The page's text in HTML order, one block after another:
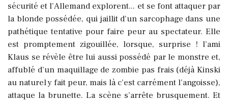
sécurité et l’Allemand explorent... et se font attaquer par
la blonde possédée, qui jaillit d’un sarcophage dans une
pathétique tentative pour faire peur au spectateur. Elle
est promptement zigouillée, lorsque, surprise ! l’ami
Klaus se révèle être lui aussi possédé par le monstre et,
affublé d’un maquillage de zombie pas frais (déjà Kinski
au naturel y fait peur, mais là c’est carrément l’angoisse),
attaque la brunette. La scène s’arrête brusquement. Et